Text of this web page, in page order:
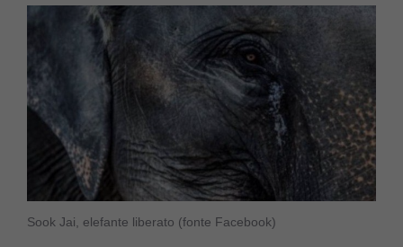
Sook Jai, elefante liberato (fonte Facebook)